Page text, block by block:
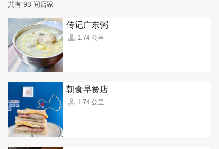
共有 93 间店家
传记广东粥
1.74 公里
朝食早餐店
1.74 公里